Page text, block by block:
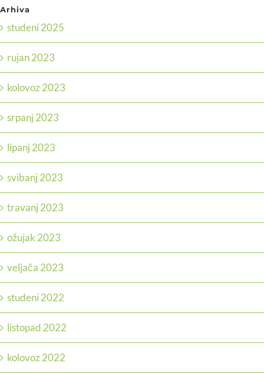
Arhiva
studeni 2025
rujan 2023
kolovoz 2023
srpanj 2023
lipanj 2023
svibanj 2023
travanj 2023
ožujak 2023
veljača 2023
studeni 2022
listopad 2022
kolovoz 2022